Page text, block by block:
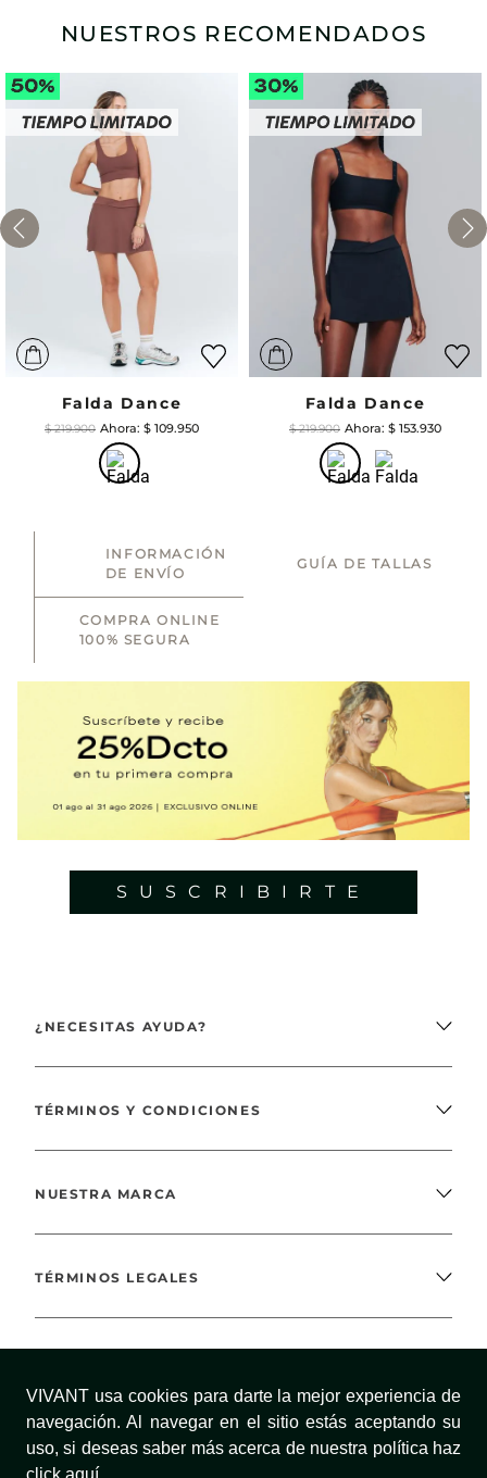
VIVANT usa cookies para darte la mejor experiencia de
navegación. Al navegar en el sitio estás aceptando su
uso, si deseas saber más acerca de nuestra política haz
click aquí.
NUESTROS RECOMENDADOS
Falda Dance
$ 219.900 $ 109.950
Falda Dance
$ 219.900 $ 153.930
INFORMACIÓN
DE ENVÍO
GUÍA DE TALLAS
COMPRA ONLINE
100% SEGURA
SUSCRIBIRTE
¿NECESITAS AYUDA?
TÉRMINOS Y CONDICIONES
NUESTRA MARCA
TÉRMINOS LEGALES